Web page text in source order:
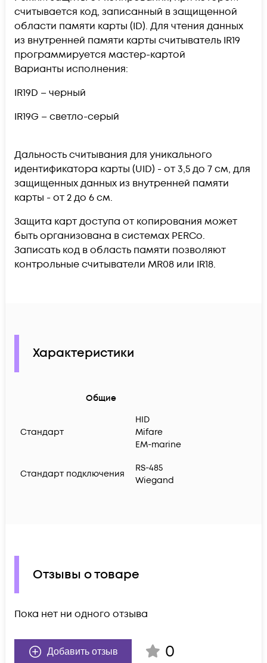
считывается код, записанный в защищенной
области памяти карты (ID). Для чтения данных
из внутренней памяти карты считыватель IR19
программируется мастер-картой
Варианты исполнения:
IR19D – черный
IR19G – светло-серый
Дальность считывания для уникального
идентификатора карты (UID) - от 3,5 до 7 см, для
защищенных данных из внутренней памяти
карты - от 2 до 6 см.
Защита карт доступа от копирования может
быть организована в системах PERCo.
Записать код в область памяти позволяют
контрольные считыватели MR08 или IR18.
Характеристики
Общие
Стандарт
HID
Mifare
EM-marine
Стандарт подключения
RS-485
Wiegand
Отзывы о товаре
Пока нет ни одного отзыва
Добавить отзыв 0